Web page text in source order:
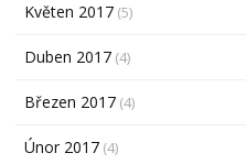
Květen 2017 (5)
Duben 2017 (4)
Březen 2017 (4)
Únor 2017 (4)